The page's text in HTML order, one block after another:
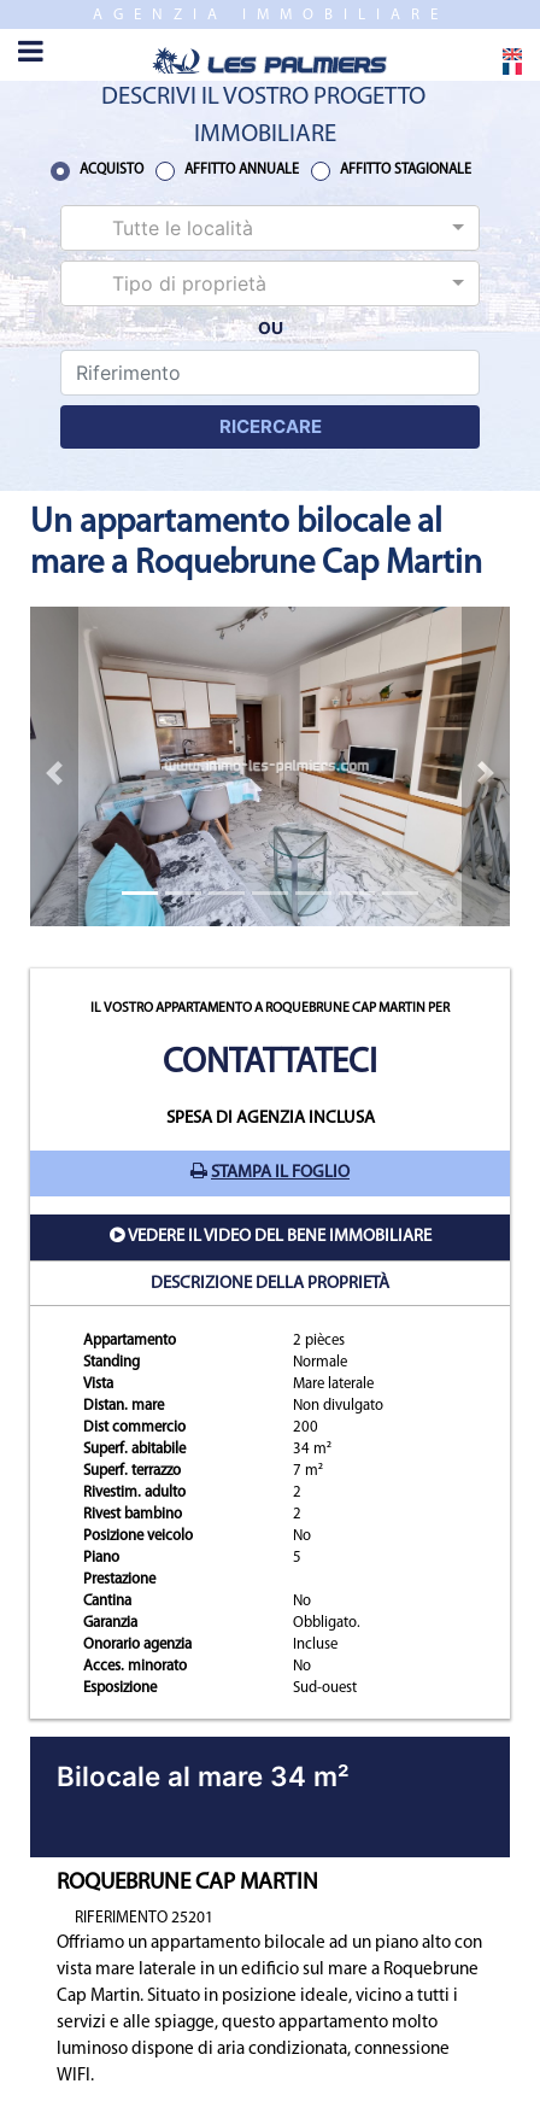
AGENZIA IMMOBILIARE
CHIUDERE
HOME
NUEVO
STIMA
AFFITTO
ANNUALE
STAGIONALE
ATTUALITÀS
NOTRE
PHILOSOPHIE
CONTATTO
DESCRIVI IL VOSTRO PROGETTO
IMMOBILIARE
ACQUISTO AFFITTO ANNUALE AFFITTO STAGIONALE
Tutte le località
Tipo di proprietà
OU
RICERCARE
Un appartamento bilocale al
mare a Roquebrune Cap Martin
Proprietà precedente
IL VOSTRO APPARTAMENTO A ROQUEBRUNE CAP MARTINPER
CONTATTATECI
SPESA DI AGENZIA INCLUSA
STAMPA IL FOGLIO
VEDERE IL VIDEO DEL BENE IMMOBILIARE
DESCRIZIONE DELLA PROPRIETÀ
Appartamento
2 pièces
Standing
Normale
Vista
Mare laterale
Distan. mare
Non divulgato
Dist commercio
200
Superf. abitabile
34 m²
Superf. terrazzo
7 m²
Rivestim. adulto
2
Rivest bambino
2
Posizione veicolo
No
Piano
5
Prestazione
Cantina
No
Garanzia
Obbligato.
Onorario agenzia
Incluse
Acces. minorato
No
Esposizione
Sud-ouest
Bilocale al mare 34 m²
ROQUEBRUNE CAP MARTIN
RIFERIMENTO 25201
Offriamo un appartamento bilocale ad un piano alto con
vista mare laterale in un edificio sul mare a Roquebrune
Cap Martin. Situato in posizione ideale, vicino a tutti i
servizi e alle spiagge, questo appartamento molto
luminoso dispone di aria condizionata, connessione
WIFI.